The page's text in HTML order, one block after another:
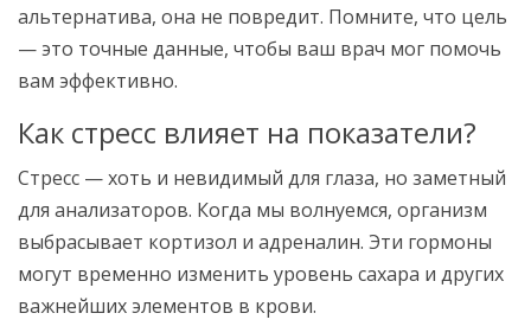
альтернатива, она не повредит. Помните, что цель
— это точные данные, чтобы ваш врач мог помочь
вам эффективно.
Как стресс влияет на показатели?
Стресс — хоть и невидимый для глаза, но заметный
для анализаторов. Когда мы волнуемся, организм
выбрасывает кортизол и адреналин. Эти гормоны
могут временно изменить уровень сахара и других
важнейших элементов в крови.